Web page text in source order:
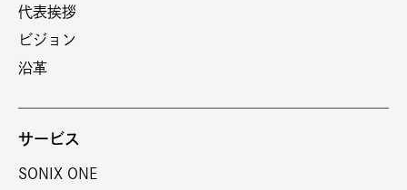
代表挨拶
ビジョン
沿革
サービス
SONIX ONE